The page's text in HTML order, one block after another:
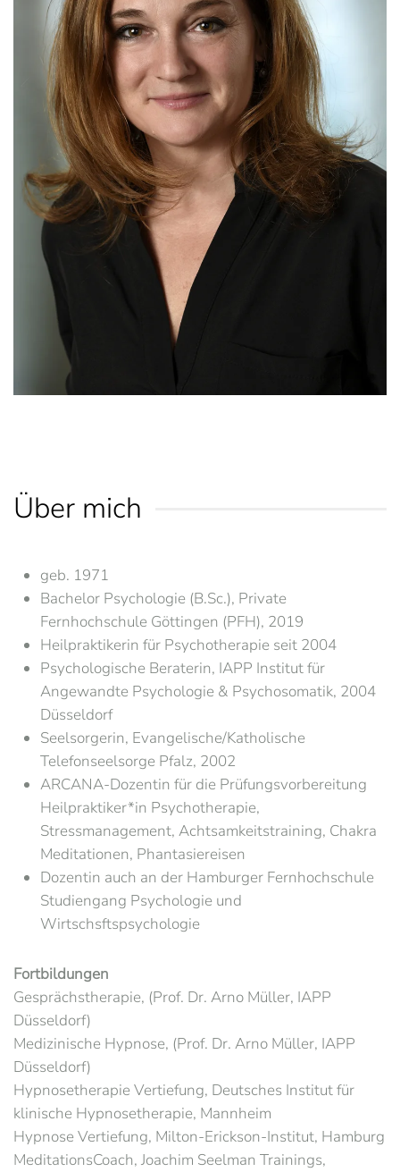
Über mich
geb. 1971
Bachelor Psychologie (B.Sc.), Private
Fernhochschule Göttingen (PFH), 2019
Heilpraktikerin für Psychotherapie seit 2004
Psychologische Beraterin, IAPP Institut für
Angewandte Psychologie & Psychosomatik, 2004
Düsseldorf
Seelsorgerin, Evangelische/Katholische
Telefonseelsorge Pfalz, 2002
ARCANA-Dozentin für die Prüfungsvorbereitung
Heilpraktiker*in Psychotherapie,
Stressmanagement, Achtsamkeitstraining, Chakra
Meditationen, Phantasiereisen
Dozentin auch an der Hamburger Fernhochschule
Studiengang Psychologie und
Wirtschsftspsychologie
Fortbildungen
Gesprächstherapie, (Prof. Dr. Arno Müller, IAPP
Düsseldorf)
Medizinische Hypnose, (Prof. Dr. Arno Müller, IAPP
Düsseldorf)
Hypnosetherapie Vertiefung, Deutsches Institut für
klinische Hypnosetherapie, Mannheim
Hypnose Vertiefung, Milton-Erickson-Institut, Hamburg
MeditationsCoach, Joachim Seelman Trainings,